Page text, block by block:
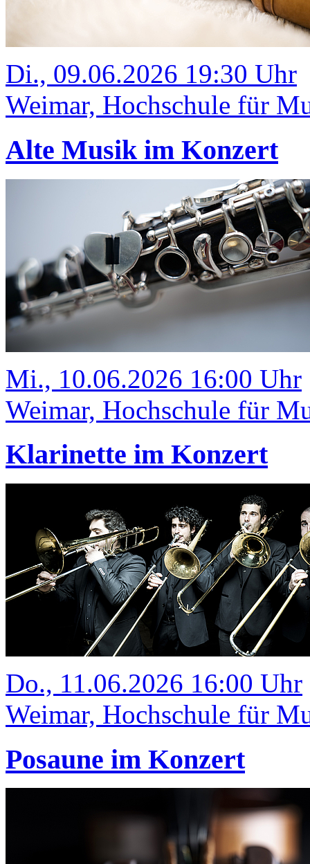
Di., 09.06.2026 19:30 Uhr
Weimar, Hochschule für
Alte Musik im Konzert
Mi., 10.06.2026 16:00 Uhr
Weimar, Hochschule für
Klarinette im Konzert
Do., 11.06.2026 16:00 Uhr
Weimar, Hochschule für
Posaune im Konzert